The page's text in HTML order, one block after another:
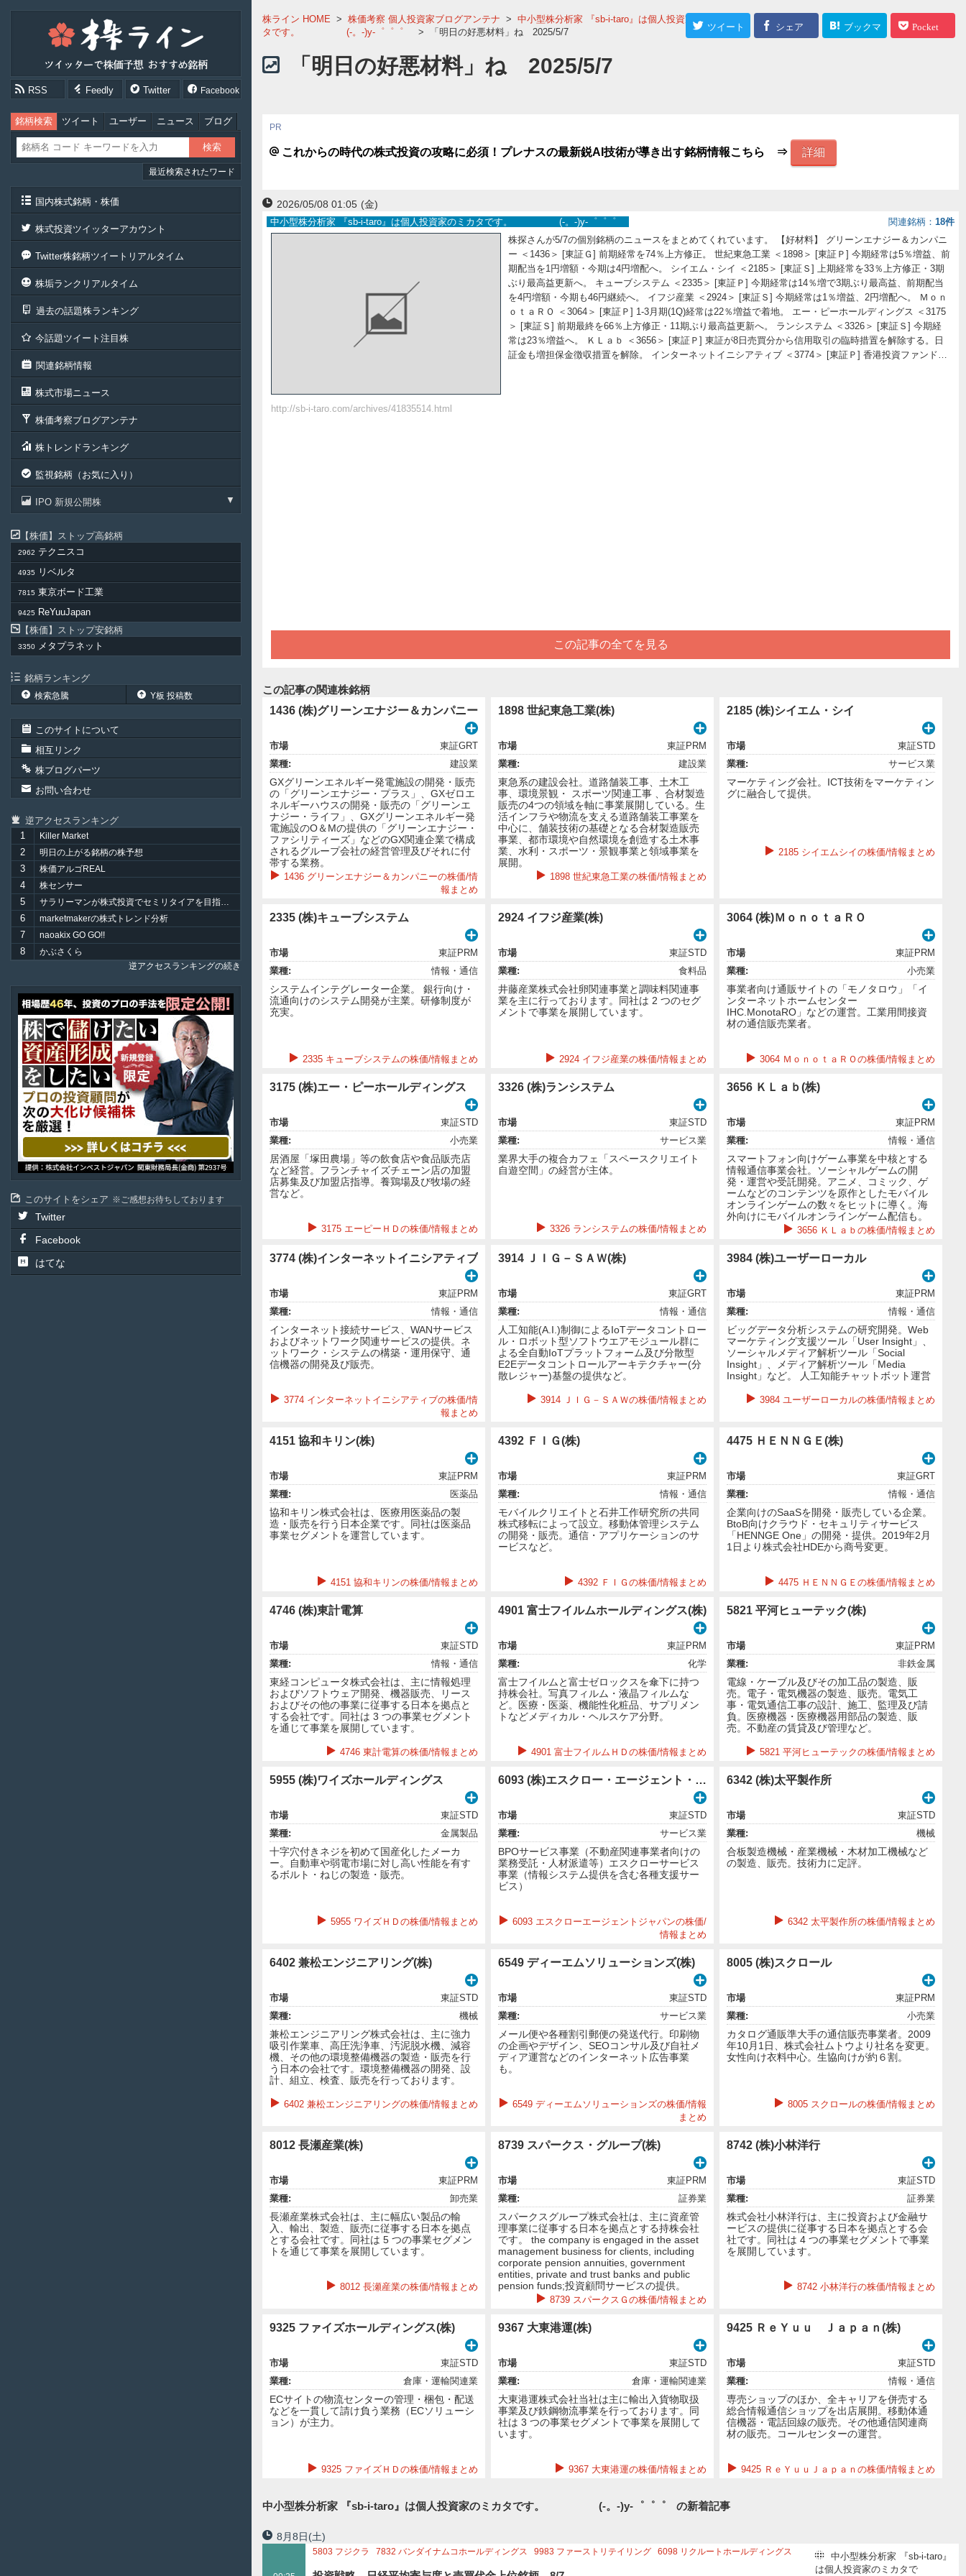
RSS Feedly Twitter Facebook
銘柄検索 ツイート ユーザー ニュース ブログ
最近検索されたワード
国内株式銘柄・株価
株式投資ツイッターアカウント
Twitter株銘柄ツイートリアルタイム
株垢ランクリアルタイム
過去の話題株ランキング
今話題ツイート注目株
関連銘柄情報
株式市場ニュース
株価考察ブログアンテナ
株トレンドランキング
監視銘柄（お気に入り）
IPO 新規公開株
株価 ストップ高銘柄
2962 テクニスコ
4935 リベルタ
7815 東京ボード工業
9425
ReYuuJapan
株価
ストップ安銘柄
3350 メタプラネット
銘柄ランキング
検索急騰 Y板 投稿数
このサイトについて
相互リンク
株ブログパーツ
お問い合わせ
逆アクセスランキング
1
Killer Market
2 明日の上がる銘柄の株予想
3 株価アルゴREAL
4 株センサー
5 サラリーマンが株式投資でセミリタイアを目指してみました。
6 marketmakerの株式トレンド分析
7 naoakix GO GO!!
8
かぶさくら
逆アクセスランキングの続き
このサイトをシェア ご感想お待ちしております
Twitter
Facebook
はてな
株ライン HOME > 株価考察 個人投資家ブログアンテナ > 中小型株分析家 『sb-i-taro』は個人投資家のミカ
タです。 (-。-)y-゜゜゜
> 「明日の好悪材料」ね 2025/5/7
ツイート シェア ブックマ Pocket
「明日の好悪材料」ね 2025/5/7
これからの時代の株式投資の攻略に必須！プレナスの最新鋭AI技術が導き出す銘柄情報こちら ⇒ 詳細
2026/05/08 01:05 (金)
中小型株分析家 『sb-i-taro』は個人投資家のミカタです。 (-。-)y-゜゜゜ 関連銘柄
18件
株探さんが5/7の個別銘柄のニュースをまとめてくれています。 【好材料】 グリーンエナジー＆カンパニ
ー ＜1436＞ [東証Ｇ] 前期経常を74％上方修正。 世紀東急工業 ＜1898＞ [東証Ｐ] 今期経常は5％増益、前
期配当を1円増額・今期は4円増配へ。 シイエム・シイ ＜2185＞ [東証Ｓ] 上期経常を33％上方修正・3期
ぶり最高益更新へ。 キューブシステム ＜2335＞ [東証Ｐ] 今期経常は14％増で3期ぶり最高益、前期配当
を4円増額・今期も46円継続へ。 イフジ産業 ＜2924＞ [東証Ｓ] 今期経常は1％増益、2円増配へ。 Ｍｏｎ
ｏｔａＲＯ ＜3064＞ [東証Ｐ] 1-3月期(1Q)経常は22％増益で着地。 エー・ピーホールディングス ＜3175
＞ [東証Ｓ] 前期最終を66％上方修正・11期ぶり最高益更新へ。 ランシステム ＜3326＞ [東証Ｓ] 今期経
常は23％増益へ。 ＫＬａｂ ＜3656＞ [東証Ｐ] 東証が8日売買分から信用取引の臨時措置を解除する。日
証金も増担保金徴収措置を解除。 インターネットイニシアティブ ＜3774＞ [東証Ｐ] 香港投資ファンド…
http://sb-i-taro.com/archives/41835514.html
この記事の全てを見る
この記事の関連株銘柄
1436 (株)グリーンエナジー＆カンパニー
市場
東証GRT
業種:
建設業
GXグリーンエネルギー発電施設の開発・販売
の「グリーンエナジー・プラス」、GXゼロエ
ネルギーハウスの開発・販売の「グリーンエ
ナジー・ライフ」、GXグリーンエネルギー発
電施設のO＆Mの提供の「グリーンエナジー・
ファシリティーズ」などのGX関連企業で構成
されるグループ会社の経営管理及びそれに付
帯する業務。
1436 グリーンエナジー＆カンパニーの株価/情
報まとめ
1898 世紀東急工業(株)
市場
東証PRM
業種:
建設業
東急系の建設会社。道路舗装工事、土木工
事、環境景観・ スポーツ関連工事 、合材製造
販売の4つの領域を軸に事業展開している。生
活インフラや物流を支える道路舗装工事業を
中心に、舗装技術の基礎となる合材製造販売
事業、都市環境や自然環境を創造する土木事
業、水利・スポーツ・景観事業と領域事業を
展開。
1898 世紀東急工業の株価/情報まとめ
2185 (株)シイエム・シイ
市場
東証STD
業種:
サービス業
マーケティング会社。ICT技術をマーケティン
グに融合して提供。
2185 シイエムシイの株価/情報まとめ
2335 (株)キューブシステム
市場
東証PRM
業種:
情報・通信
システムインテグレーター企業。 銀行向け・
流通向けのシステム開発が主業。研修制度が
充実。
2335 キューブシステムの株価/情報まとめ
2924 イフジ産業(株)
市場
東証STD
業種:
食料品
井藤産業株式会社卵関連事業と調味料関連事
業を主に行っております。同社は 2 つのセグ
メントで事業を展開しています。
2924 イフジ産業の株価/情報まとめ
3064 (株)ＭｏｎｏｔａＲＯ
市場
東証PRM
業種:
小売業
事業者向け通販サイトの「モノタロウ」「イ
ンターネットホームセンター
IHC.MonotaRO」などの運営。工業用間接資
材の通信販売業者。
3064 ＭｏｎｏｔａＲＯの株価/情報まとめ
3175 (株)エー・ピーホールディングス
市場
東証STD
業種:
小売業
居酒屋「塚田農場」等の飲食店や食品販売店
など経営。フランチャイズチェーン店の加盟
店募集及び加盟店指導。養鶏場及び牧場の経
営など。
3175 エーピーＨＤの株価/情報まとめ
3326 (株)ランシステム
市場
東証STD
業種:
サービス業
業界大手の複合カフェ「スペースクリエイト
自遊空間」の経営が主体。
3326 ランシステムの株価/情報まとめ
3656 ＫＬａｂ(株)
市場
東証PRM
業種:
情報・通信
スマートフォン向けゲーム事業を中核とする
情報通信事業会社。ソーシャルゲームの開
発・運営や受託開発。アニメ、コミック、ゲ
ームなどのコンテンツを原作としたモバイル
オンラインゲームの数々をヒットに導く。海
外向けにモバイルオンラインゲーム配信も。
3656 ＫＬａｂの株価/情報まとめ
3774 (株)インターネットイニシアティブ
市場
東証PRM
業種:
情報・通信
インターネット接続サービス、WANサービス
およびネットワーク関連サービスの提供。ネ
ットワーク・システムの構築・運用保守、通
信機器の開発及び販売。
3774 インターネットイニシアティブの株価/情
報まとめ
3914 ＪＩＧ－ＳＡＷ(株)
市場
東証GRT
業種:
情報・通信
人工知能(A.I.)制御によるIoTデータコントロー
ル・ロボット型ソフトウエアモジュール群に
よる全自動IoTプラットフォーム及び分散型
E2Eデータコントロールアーキテクチャー(分
散レジャー)基盤の提供など。
3914 ＪＩＧ－ＳＡＷの株価/情報まとめ
3984 (株)ユーザーローカル
市場
東証PRM
業種:
情報・通信
ビッグデータ分析システムの研究開発。Web
マーケティング支援ツール「User Insight」、
ソーシャルメディア解析ツール「Social
Insight」、メディア解析ツール「Media
Insight」など。 人工知能チャットボット運営
3984 ユーザーローカルの株価/情報まとめ
4151 協和キリン(株)
市場
東証PRM
業種:
医薬品
協和キリン株式会社は、医療用医薬品の製
造・販売を行う日本企業です。同社は医薬品
事業セグメントを運営しています。
4151 協和キリンの株価/情報まとめ
4392 ＦＩＧ(株)
市場
東証PRM
業種:
情報・通信
モバイルクリエイトと石井工作研究所の共同
株式移転によって設立。移動体管理システム
の開発・販売。通信・アプリケーションのサ
ービスなど。
4392 ＦＩＧの株価/情報まとめ
4475 ＨＥＮＮＧＥ(株)
市場
東証GRT
業種:
情報・通信
企業向けのSaaSを開発・販売している企業。
BtoB向けクラウド・セキュリティサービス
「HENNGE One」の開発・提供。2019年2月
1日より株式会社HDEから商号変更。
4475 ＨＥＮＮＧＥの株価/情報まとめ
4746 (株)東計電算
市場
東証STD
業種:
情報・通信
東経コンピュータ株式会社は、主に情報処理
およびソフトウェア開発、機器販売、リース
およびその他の事業に従事する日本を拠点と
する会社です。同社は 3 つの事業セグメント
を通じて事業を展開しています。
4746 東計電算の株価/情報まとめ
4901 富士フイルムホールディングス(株)
市場
東証PRM
業種:
化学
富士フイルムと富士ゼロックスを傘下に持つ
持株会社。写真フィルム・液晶フィルムな
ど。医療・医薬、機能性化粧品、サプリメン
トなどメディカル・ヘルスケア分野。
4901 富士フイルムＨＤの株価/情報まとめ
5821 平河ヒューテック(株)
市場
東証PRM
業種:
非鉄金属
電線・ケーブル及びその加工品の製造、販
売。電子・電気機器の製造、販売。電気工
事・電気通信工事の設計、施工、監理及び請
負。医療機器・医療機器用部品の製造、販
売。不動産の賃貸及び管理など。
5821 平河ヒューテックの株価/情報まとめ
5955 (株)ワイズホールディングス
市場
東証STD
業種:
金属製品
十字穴付きネジを初めて国産化したメーカ
ー。自動車や弱電市場に対し高い性能を有す
るボルト・ねじの製造・販売。
5955 ワイズＨＤの株価/情報まとめ
6093 (株)エスクロー・エージェント・ジャパン
市場
東証STD
業種:
サービス業
BPOサービス事業（不動産関連事業者向けの
業務受託・人材派遣等）エスクローサービス
事業（情報システム提供を含む各種支援サー
ビス）
6093 エスクローエージェントジャパンの株価/
情報まとめ
6342 (株)太平製作所
市場
東証STD
業種:
機械
合板製造機械・産業機械・木材加工機械など
の製造、販売。技術力に定評。
6342 太平製作所の株価/情報まとめ
6402 兼松エンジニアリング(株)
市場
東証STD
業種:
機械
兼松エンジニアリング株式会社は、主に強力
吸引作業車、高圧洗浄車、汚泥脱水機、減容
機、その他の環境整備機器の製造・販売を行
う日本の会社です。環境整備機器の開発、設
計、組立、検査、販売を行っております。
6402 兼松エンジニアリングの株価/情報まとめ
6549 ディーエムソリューションズ(株)
市場
東証STD
業種:
サービス業
メール便や各種割引郵便の発送代行。印刷物
の企画やデザイン、SEOコンサル及び自社メ
ディア運営などのインターネット広告事業
も。
6549 ディーエムソリューションズの株価/情報
まとめ
8005 (株)スクロール
市場
東証PRM
業種:
小売業
カタログ通販準大手の通信販売事業者。2009
年10月1日、株式会社ムトウより社名を変更。
女性向け衣料中心。生協向けが約６割。
8005 スクロールの株価/情報まとめ
8012 長瀬産業(株)
市場
東証PRM
業種:
卸売業
長瀬産業株式会社は、主に幅広い製品の輸
入、輸出、製造、販売に従事する日本を拠点
とする会社です。同社は 5 つの事業セグメン
トを通じて事業を展開しています。
8012 長瀬産業の株価/情報まとめ
8739 スパークス・グループ(株)
市場
東証PRM
業種:
証券業
スパークスグループ株式会社は、主に資産管
理事業に従事する日本を拠点とする持株会社
です。 the company is engaged in the asset
management business for clients, including
corporate pension annuities, government
entities, private and trust banks and public
pension funds;投資顧問サービスの提供。
8739 スパークスＧの株価/情報まとめ
8742 (株)小林洋行
市場
東証STD
業種:
証券業
株式会社小林洋行は、主に投資および金融サ
ービスの提供に従事する日本を拠点とする会
社です。同社は 4 つの事業セグメントで事業
を展開しています。
8742 小林洋行の株価/情報まとめ
9325 ファイズホールディングス(株)
市場
東証STD
業種:
倉庫・運輸関連業
ECサイトの物流センターの管理・梱包・配送
などを一貫して請け負う業務（ECソリューシ
ョン）が主力。
9325 ファイズＨＤの株価/情報まとめ
9367 大東港運(株)
市場
東証STD
業種:
倉庫・運輸関連業
大東港運株式会社当社は主に輸出入貨物取扱
事業及び鉄鋼物流事業を行っております。同
社は 3 つの事業セグメントで事業を展開して
います。
9367 大東港運の株価/情報まとめ
9425 ＲｅＹｕｕ Ｊａｐａｎ(株)
市場
東証STD
業種:
情報・通信
専売ショップのほか、全キャリアを併売する
総合情報通信ショップを出店展開。移動体通
信機器・電話回線の販売。その他通信関連商
材の販売。コールセンターの運営。
9425 ＲｅＹｕｕＪａｐａｎの株価/情報まとめ
中小型株分析家 『sb-i-taro』は個人投資家のミカタです。 (-。-)y-゜゜゜ の新着記事
8月8日(土)
5803 フジクラ 7832 バンダイナムコホールディングス 9983 ファーストリテイリング 6098 リクルートホールディングス
中小型株分析家 『sb-i-taro』
は個人投資家のミカタで